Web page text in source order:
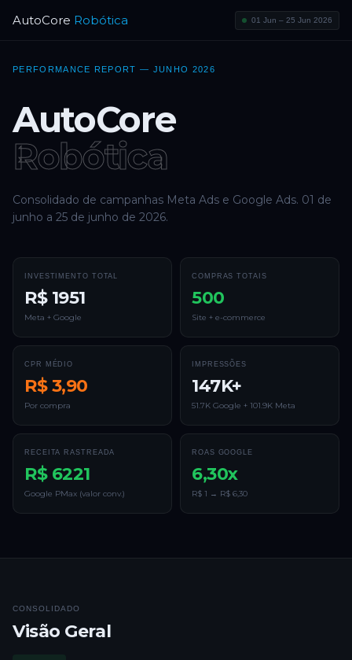
AutoCore Robótica 01 Jun – 25 Jun 2026
PERFORMANCE REPORT — JUNHO 2026
AutoCore
Robótica
Consolidado de campanhas Meta Ads e Google Ads. 01 de
junho a 25 de junho de 2026.
INVESTIMENTO TOTAL
R$ 1951
Meta + Google
COMPRAS TOTAIS
500
Site + e-commerce
CPR MÉDIO
R$ 3,90
Por compra
IMPRESSÕES
147K+
51.7K Google + 101.9K Meta
RECEITA RASTREADA
R$ 6221
Google PMax (valor conv.)
ROAS GOOGLE
6,30x
R$ 1 → R$ 6,30
CONSOLIDADO
Visão Geral